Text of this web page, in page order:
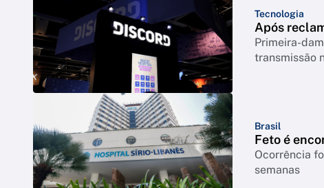
Tecnologia
Após
Primeira-
transmissão
Brasil
Feto é
Ocorrência
semanas